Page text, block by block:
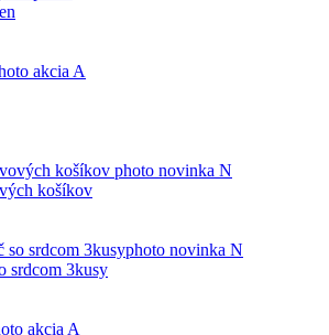
akcia A
novinka N
košíkov
novinka N
srdcom 3kusy
akcia A